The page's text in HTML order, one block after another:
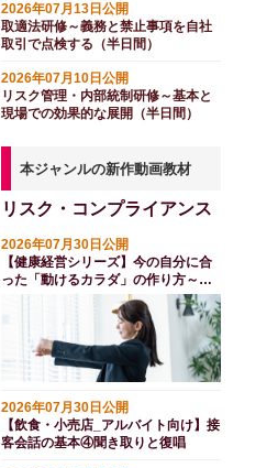
2026年07月13日公開
取適法研修～義務と禁止事項を自社
取引で点検する（半日間）
2026年07月10日公開
リスク管理・内部統制研修～基本と
現場での効果的な展開（半日間）
本ジャンルの新作動画教材
リスク・コンプライアンス
2026年07月30日公開
【健康経営シリーズ】今の自分に合
った「動けるカラダ」の作り方～フ
レイル対策
2026年07月30日公開
【飲食・小売店_アルバイト向け】接
客会話の基本④聞き取りと復唱